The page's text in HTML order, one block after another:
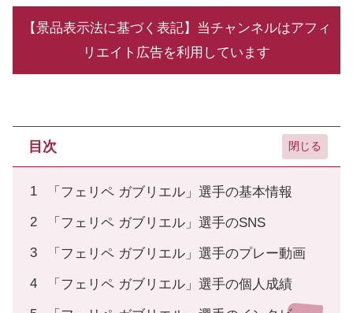
【景品表示法に基づく表記】当チャンネルはアフィ
リエイト広告を利用しています
目次
「フェリペ ガブリエル」選手の基本情報
「フェリペ ガブリエル」選手のSNS
「フェリペ ガブリエル」選手のプレー動画
「フェリペ ガブリエル」選手の個人成績